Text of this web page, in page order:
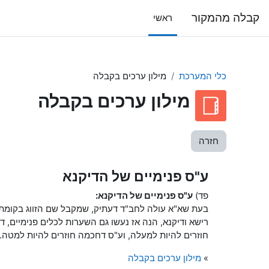
קבלה מהמקור ראשי
כלי המערכת מילון ערכים בקבלה
מילון ערכים בקבלה
חזרה
ע"ס פנימיים של הדיקנא
פד)ע"ס פנימיים של הדיקנא:
בעת שא"א עולה לחב"ד דעתיק, שמקבל שם הזווג
רישא ודיקנא, הנה אז נעשו גם השערות לכלים
חוזרים להיות למעלה, וע"ס דחכמה חוזרים להיות
»מילון ערכים בקבלה